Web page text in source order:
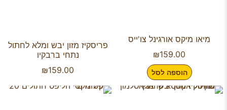
מיאו מיקס אורגינל צו'ייס
₪159.00
הוספה לסל
פריסקיז מזון יבש ומלא לחתול
נתחי ברבקיו
₪159.00